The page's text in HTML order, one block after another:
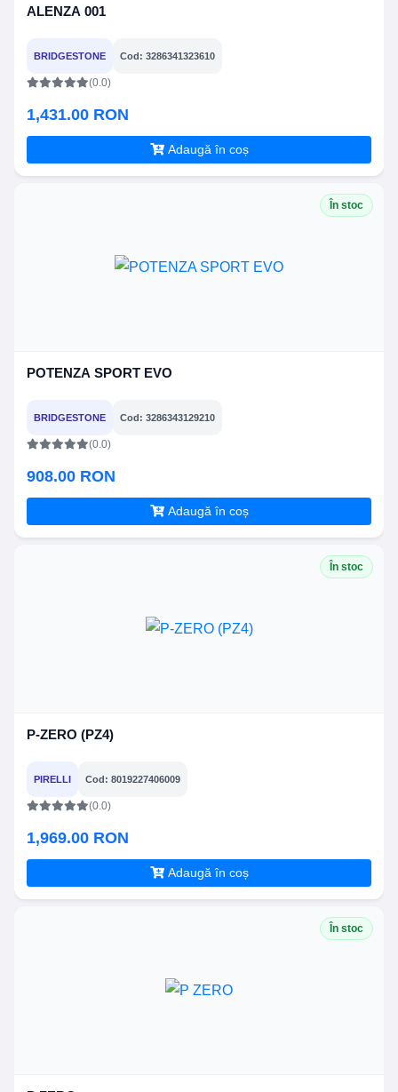
ALENZA 001
BRIDGESTONE Cod: 3286341323610
(0.0)
1,431.00 RON
Adaugă în coș
În stoc
POTENZA SPORT EVO
BRIDGESTONE Cod: 3286343129210
(0.0)
908.00 RON
Adaugă în coș
În stoc
P-ZERO (PZ4)
PIRELLI Cod: 8019227406009
(0.0)
1,969.00 RON
Adaugă în coș
În stoc